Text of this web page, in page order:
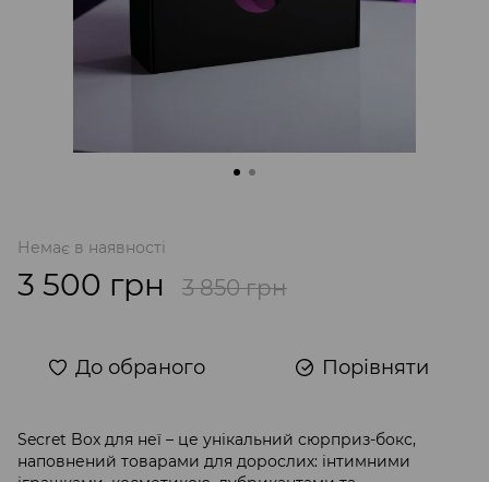
Немає в наявності
3 500 грн 3 850 грн
До обраного Порівняти
Secret Box для неї – це унікальний сюрприз-бокс,
наповнений товарами для дорослих: інтимними